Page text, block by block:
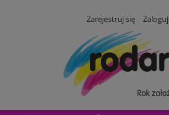
Zarejestruj się